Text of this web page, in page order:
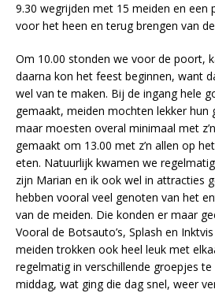
9.30 wegrijden met 15 meiden en een
voor het heen en terug brengen van
Om 10.00 stonden we voor de poort,
daarna kon het feest beginnen, want
wel van te maken. Bij de ingang hele
gemaakt, meiden mochten lekker hun
maar moesten overal minimaal met
gemaakt om 13.00 met z’n allen op
eten. Natuurlijk kwamen we
zijn Marian en ik ook wel in attracties
hebben vooral veel genoten van het
van de meiden. Die konden er maar
Vooral de Botsauto’s, Splash en
meiden trokken ook heel leuk met
regelmatig in verschillende groepjes
middag, wat ging die dag snel, weer